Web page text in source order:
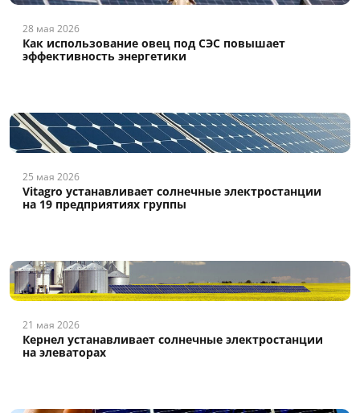
28 мая 2026
Как использование овец под СЭС повышает
эффективность энергетики
25 мая 2026
Vitagro устанавливает солнечные электростанции
на 19 предприятиях группы
21 мая 2026
Кернел устанавливает солнечные электростанции
на элеваторах